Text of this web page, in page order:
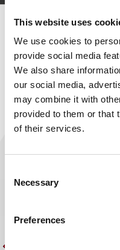
This website uses
We use cookies to
provide social media
We also share
our social media,
may combine it with
provided to them or that
of their services.
Selection
Necessary
Preferences
WEITERE
KÜNSTLICHE
ZUKUNFT DER
FÜR DIE
täglich. Egal ob im
KI ist aus unserem
künstliche Intelligenz, Dr.